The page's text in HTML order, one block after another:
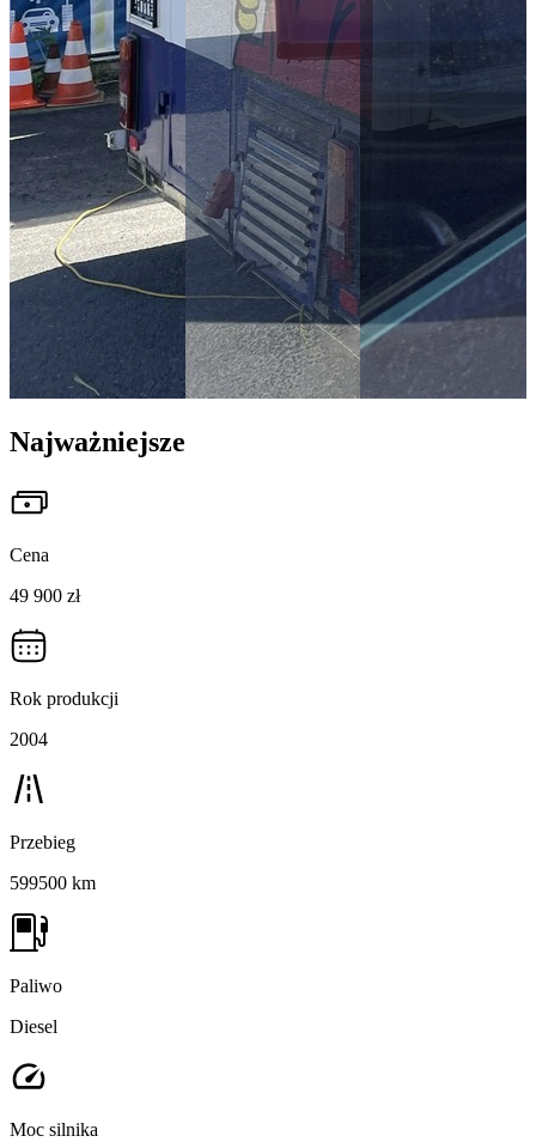
Najważniejsze
Cena
49 900 zł
Rok produkcji
2004
Przebieg
599500 km
Paliwo
Diesel
Moc silnika